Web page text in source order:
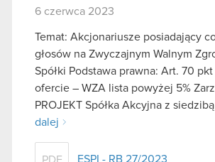
6 czerwca 2023
Temat: Akcjonariusze posiadający
głosów na Zwyczajnym Walnym
Spółki Podstawa prawna: Art. 70
ofercie – WZA lista powyżej 5%
PROJEKT Spółka Akcyjna z
dalej
ESPI - RB 27/2023